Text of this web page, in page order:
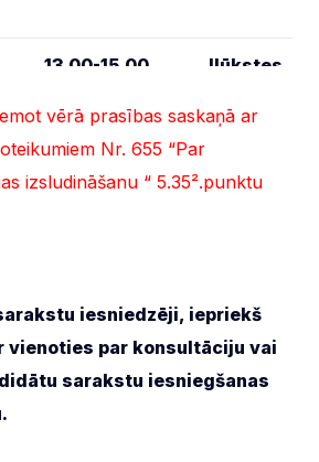
13.00-15.00
Ilūkstes
mākslas
centrs
sarakstos ir
konstatētas
kļūdas, kuras
vērā prasības saskaņā ar
Nr. 655 “Par
izsludināšanu “ 5.35².punktu
iesniedzēji, iepriekš
vienoties par konsultāciju vai
sarakstu iesniegšanas